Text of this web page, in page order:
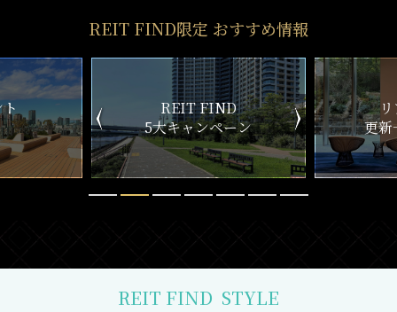
REIT FIND限定 おすすめ情報
ン
リアルタイム
更新一覧チェック
新
REIT FIND STYLE